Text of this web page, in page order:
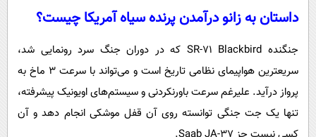
داستان به زانو درآمدن پرنده سیاه آمریکا چیست؟
جنگنده SR-۷۱ Blackbird که در دوران جنگ سرد رونمایی شد،
سریعترین هواپیمای نظامی تاریخ است و می‌تواند با سرعت ۳ ماخ به
پرواز درآید. علیرغم سرعت باورنکردنی و سیستم‌های اویونیک پیشرفته،
تنها یک جت جنگی توانسته روی آن قفل موشکی انجام دهد و آن